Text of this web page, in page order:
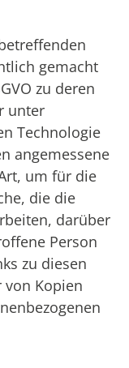
gemacht
zu deren
unter
Technologie
angemessene
um für die
die die
darüber
Person
zu diesen
von Kopien